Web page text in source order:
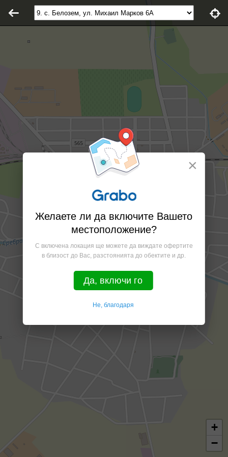
+
−
×
Желаете ли да включите Вашето
местоположение?
С включена локация ще можете да виждате офертите
в близост до Вас, разстоянията до обектите и др.
Да, включи го
Не, благодаря